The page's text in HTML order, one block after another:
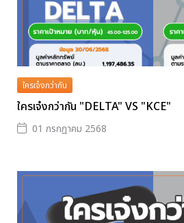
ใครเจ๋งกว่ากัน
ใครเจ๋งกว่ากัน "DELTA" VS "KCE"
01 กรกฎาคม 2568